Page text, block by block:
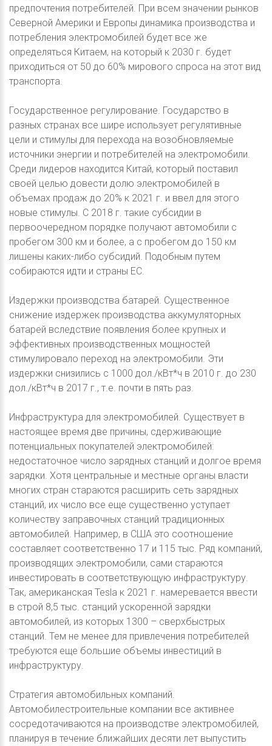
предпочтения потребителей. При всем значении рынков
Северной Америки и Европы динамика производства и
потребления электромобилей будет все же
определяться Китаем, на который к 2030 г. будет
приходиться от 50 до 60% мирового спроса на этот вид
транспорта.
Государственное регулирование. Государство в
разных странах все шире использует регулятивные
цели и стимулы для перехода на возобновляемые
источники энергии и потребителей на электромобили.
Среди лидеров находится Китай, который поставил
своей целью довести долю электромобилей в
объемах продаж до 20% к 2021 г. и ввел для этого
новые стимулы. С 2018 г. такие субсидии в
первоочередном порядке получают автомобили с
пробегом 300 км и более, а с пробегом до 150 км
лишены каких-либо субсидий. Подобным путем
собираются идти и страны ЕС.
Издержки производства батарей. Существенное
снижение издержек производства аккумуляторных
батарей вследствие появления более крупных и
эффективных производственных мощностей
стимулировало переход на электромобили. Эти
издержки снизились с 1000 дол./кВт*ч в 2010 г. до 230
дол./кВт*ч в 2017 г., т.е. почти в пять раз.
Инфраструктура для электромобилей. Существует в
настоящее время две причины, сдерживающие
потенциальных покупателей электромобилей:
недостаточное число зарядных станций и долгое время
зарядки. Хотя центральные и местные органы власти
многих стран стараются расширить сеть зарядных
станций, их число все еще существенно уступает
количеству заправочных станций традиционных
автомобилей. Например, в США это соотношение
составляет соответственно 17 и 115 тыс. Ряд компаний,
производящих электромобили, сами стараются
инвестировать в соответствующую инфраструктуру.
Так, американская Tesla к 2021 г. намеревается ввести
в строй 8,5 тыс. станций ускоренной зарядки
автомобилей, из которых 1300 – сверхбыстрых
станций. Тем не менее для привлечения потребителей
требуются еще большие объемы инвестиций в
инфраструктуру.
Стратегия автомобильных компаний.
Автомобилестроительные компании все активнее
сосредотачиваются на производстве электромобилей,
планируя в течение ближайших десяти лет выпустить